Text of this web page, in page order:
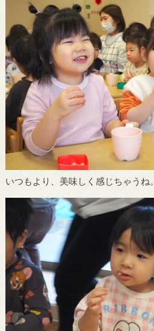
いつもより、美味しく感じちゃうね。